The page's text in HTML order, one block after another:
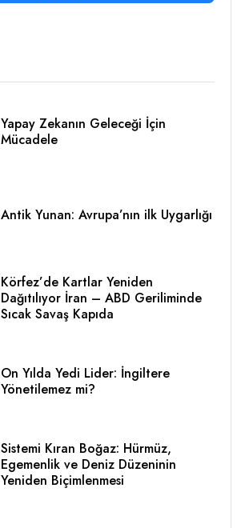
Yapay Zekanın Geleceği İçin
Mücadele
Antik Yunan: Avrupa’nın ilk Uygarlığı
Körfez’de Kartlar Yeniden
Dağıtılıyor İran – ABD Geriliminde
Sıcak Savaş Kapıda
On Yılda Yedi Lider: İngiltere
Yönetilemez mi?
Sistemi Kıran Boğaz: Hürmüz,
Egemenlik ve Deniz Düzeninin
Yeniden Biçimlenmesi